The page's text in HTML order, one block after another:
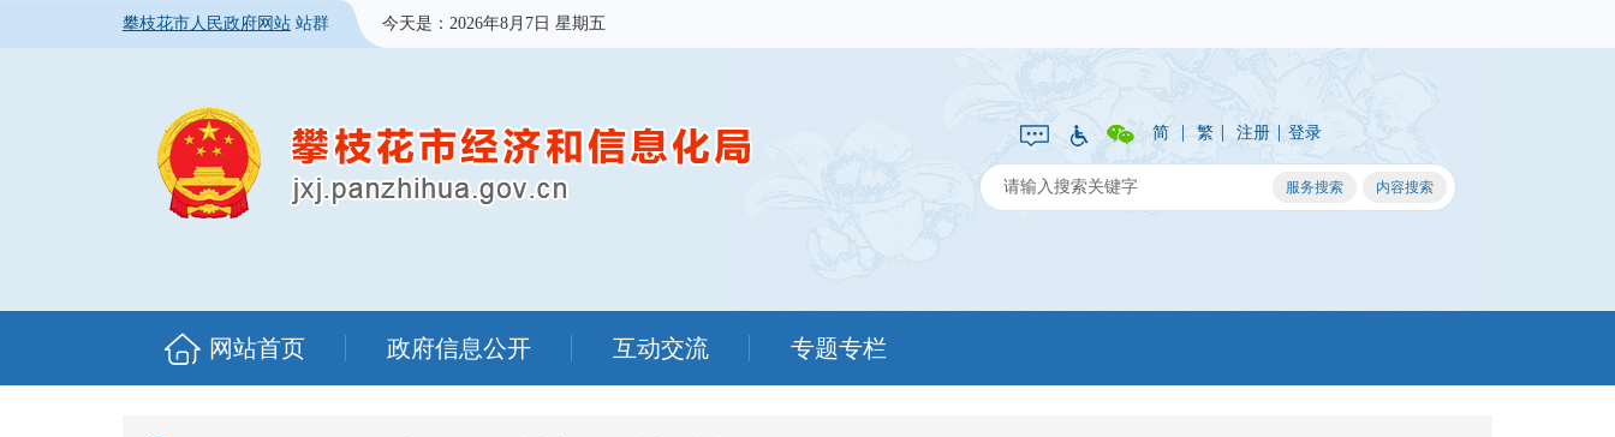
攀枝花市人民政府网站 站群 今天是： 2026年8月7日 星期五
简 | 繁 | 注册 | 登录
网站首页 政府信息公开 互动交流 专题专栏